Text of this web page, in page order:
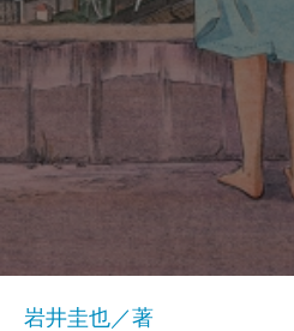
岩井圭也／著